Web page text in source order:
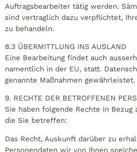
Auftragsbearbeiter tätig werden.
sind vertraglich dazu verpflichtet,
zu behandeln.
8.3 ÜBERMITTLUNG INS AUSLAND
Eine Bearbeitung findet auch
namentlich in der EU, statt.
genannte Maßnahmen gewährleistet.
9. RECHTE DER BETROFFENEN
Sie haben folgende Rechte in Bezug
die Sie betreffen:
Das Recht, Auskunft darüber zu
Personendaten wir von Ihnen